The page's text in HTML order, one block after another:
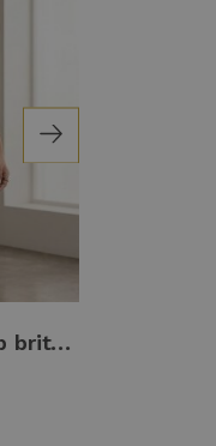
Elvira Casuals top britt e1 26-015 T-shirt Korte mouw 109 taupe